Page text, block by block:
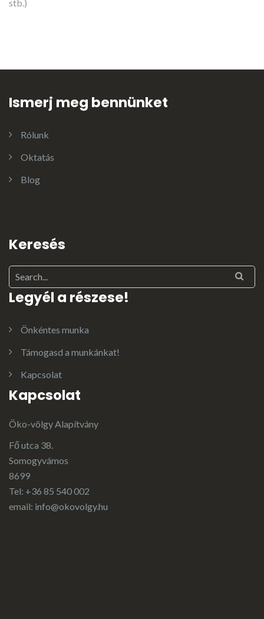
stb.)
Ismerj meg bennünket
Rólunk
Oktatás
Blog
Keresés
Legyél a részese!
Önkéntes munka
Támogasd a munkánkat!
Kapcsolat
Kapcsolat
Öko-völgy Alapítvány
Fő utca 38.
Somogyvámos
8699
Tel: +36 85 540 002
email: info@okovolgy.hu